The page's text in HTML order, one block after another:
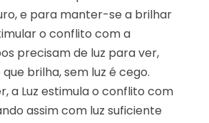
e para manter-se a brilhar
o conflito com a
precisam de luz para ver,
brilha, sem luz é cego.
a Luz estimula o conflito com
assim com luz suficiente